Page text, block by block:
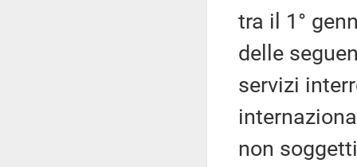
tra il 1°
delle
servizi
non